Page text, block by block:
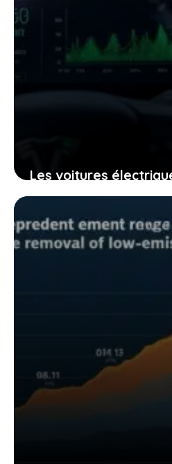
Les voitures
pur : pourquoi ce
concerne au quotidien
9 février 2026